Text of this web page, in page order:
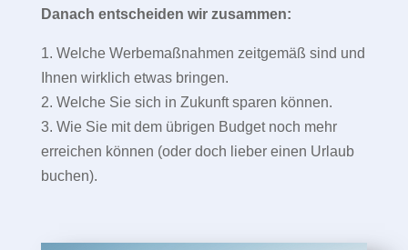
Danach entscheiden wir zusammen:
1. Welche Werbemaßnahmen zeitgemäß sind und
Ihnen wirklich etwas bringen.
2. Welche Sie sich in Zukunft sparen können.
3. Wie Sie mit dem übrigen Budget noch mehr
erreichen können (oder doch lieber einen Urlaub
buchen).